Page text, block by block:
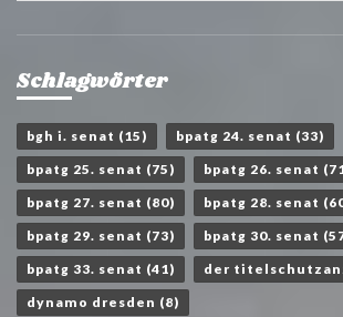
Schlagwörter
bgh i. senat (15) bpatg 24. senat (33)
bpatg 25. senat (75) bpatg 26. senat
bpatg 27. senat (80) bpatg 28. senat
bpatg 29. senat (73) bpatg 30. senat
bpatg 33. senat (41) der
dynamo dresden (8)